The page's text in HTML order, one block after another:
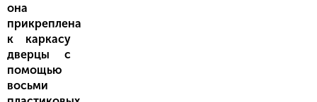
она
прикреплена
к каркасу
дверцы с
помощью
восьми